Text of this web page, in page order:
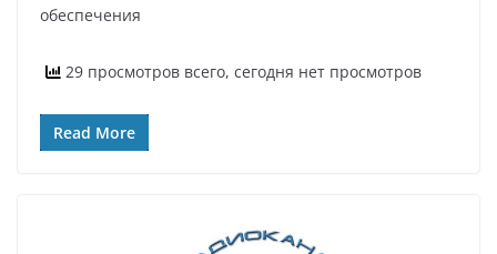
обеспечения
29 просмотров всего, сегодня нет просмотров
Read More